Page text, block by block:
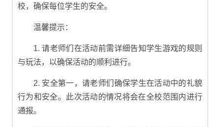
校，确保每位学生的安全。
温馨提示：
1. 请老师们在活动前需详细告知学生游戏的规则
与玩法，以确保活动的顺利进行。
2. 安全第一，请老师们确保学生在活动中的礼貌
行为和安全。此次活动的情况将会在全校范围内进行
通报。